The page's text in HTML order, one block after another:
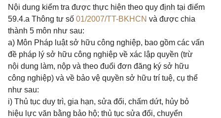
Nội dung kiểm tra được thực hiện theo quy định tại điểm
59.4.a Thông tư số 01/2007/TT-BKHCN và được chia
thành 5 môn như sau:
a) Môn Pháp luật sở hữu công nghiệp, bao gồm các vấn
đề pháp lý sở hữu công nghiệp về xác lập quyền (trừ
nội dung làm, nộp và theo đuổi đơn đăng ký sở hữu
công nghiệp) và về bảo vệ quyền sở hữu trí tuệ, cụ thể
như sau:
i) Thủ tục duy trì, gia hạn, sửa đổi, chấm dứt, hủy bỏ
hiệu lực văn bằng bảo hộ; thủ tục sửa đổi, chuyển